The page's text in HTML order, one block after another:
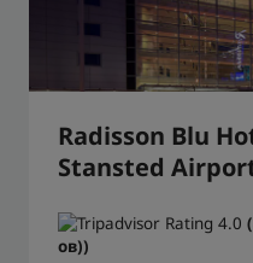
Radisson Blu
Stansted
ов))